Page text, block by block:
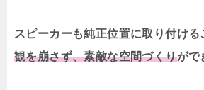
スピーカーも純正位置に取り付ける
観を崩さず、素敵な空間づくりがで